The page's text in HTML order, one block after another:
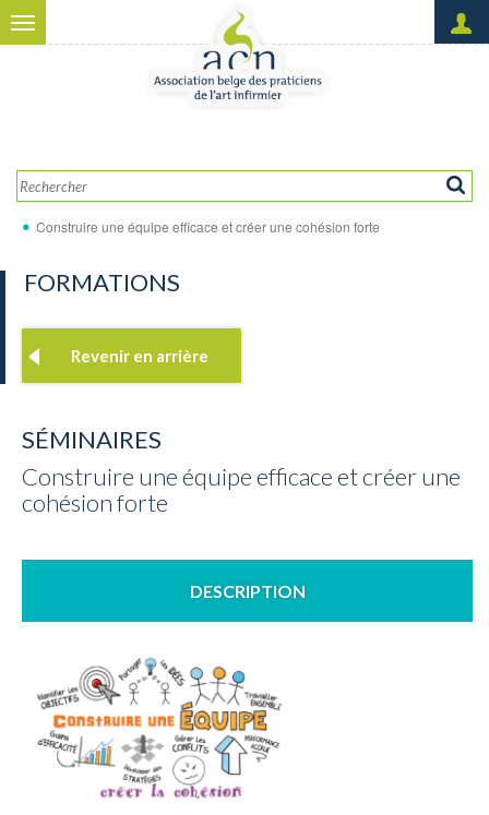
Aller au contenu principal
de passe
Toggle
navigation
Construire une équipe efficace et créer une cohésion forte
FORMATIONS
Revenir en arrière
SÉMINAIRES
Construire une équipe efficace et créer une
cohésion forte
DESCRIPTION